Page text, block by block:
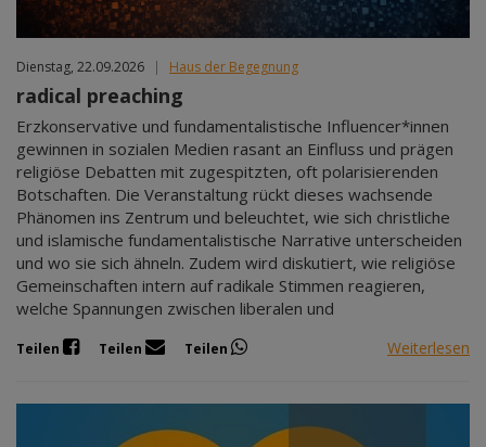
Dienstag, 22.09.2026 | Haus der Begegnung
radical preaching
Erzkonservative und fundamentalistische Influencer*innen
gewinnen in sozialen Medien rasant an Einfluss und prägen
religiöse Debatten mit zugespitzten, oft polarisierenden
Botschaften. Die Veranstaltung rückt dieses wachsende
Phänomen ins Zentrum und beleuchtet, wie sich christliche
und islamische fundamentalistische Narrative unterscheiden
und wo sie sich ähneln. Zudem wird diskutiert, wie religiöse
Gemeinschaften intern auf radikale Stimmen reagieren,
welche Spannungen zwischen liberalen und
Teilen Teilen Teilen Weiterlesen